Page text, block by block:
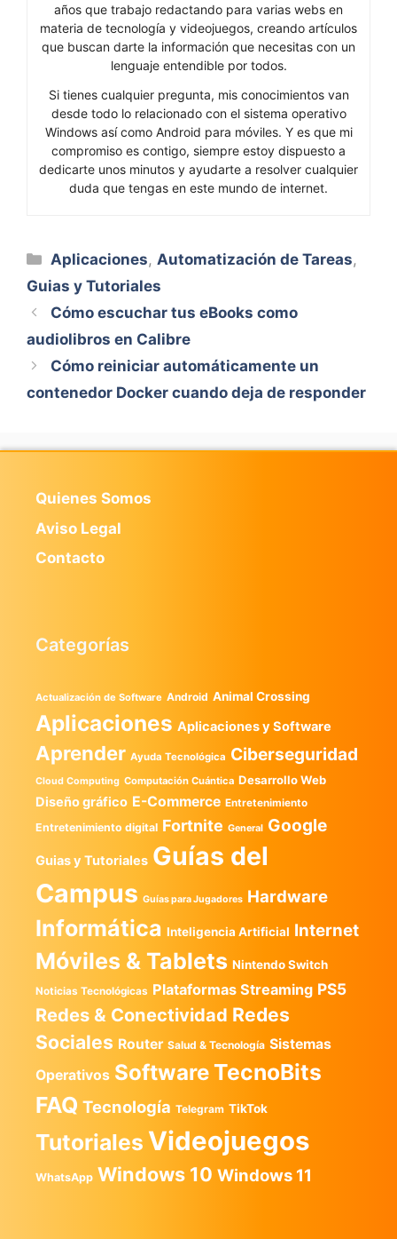
años que trabajo redactando para varias webs en
materia de tecnología y videojuegos, creando artículos
que buscan darte la información que necesitas con un
lenguaje entendible por todos.
Si tienes cualquier pregunta, mis conocimientos van
desde todo lo relacionado con el sistema operativo
Windows así como Android para móviles. Y es que mi
compromiso es contigo, siempre estoy dispuesto a
dedicarte unos minutos y ayudarte a resolver cualquier
duda que tengas en este mundo de internet.
Categorías
Aplicaciones,Automatización de Tareas,
Guias y Tutoriales
Cómo escuchar tus eBooks como
audiolibros en Calibre
Cómo reiniciar automáticamente un
contenedor Docker cuando deja de responder
Quienes Somos
Aviso Legal
Contacto
Categorías
Actualización de Software Android Animal Crossing
Aplicaciones Aplicaciones y Software
Aprender Ayuda Tecnológica Ciberseguridad
Cloud Computing Computación Cuántica Desarrollo Web
Diseño gráfico E-Commerce Entretenimiento
Entretenimiento digital Fortnite General Google
Guias y Tutoriales Guías del
Campus Guías para Jugadores Hardware
Informática Inteligencia Artificial Internet
Móviles & Tablets Nintendo Switch
Noticias Tecnológicas Plataformas Streaming PS5
Redes & Conectividad Redes
Sociales Router Salud & Tecnología Sistemas
Operativos SoftwareTecnoBits
FAQ Tecnología Telegram TikTok
Tutoriales Videojuegos
WhatsApp Windows 10 Windows 11